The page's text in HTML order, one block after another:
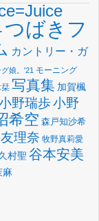
つばきフ
カントリー・ガ
娘。'21 モーニング
栞 写真集 加賀楓
野瑞歩小野
希空 森戸知沙希
理奈 牧野真莉愛
村聖 谷本安美
麻